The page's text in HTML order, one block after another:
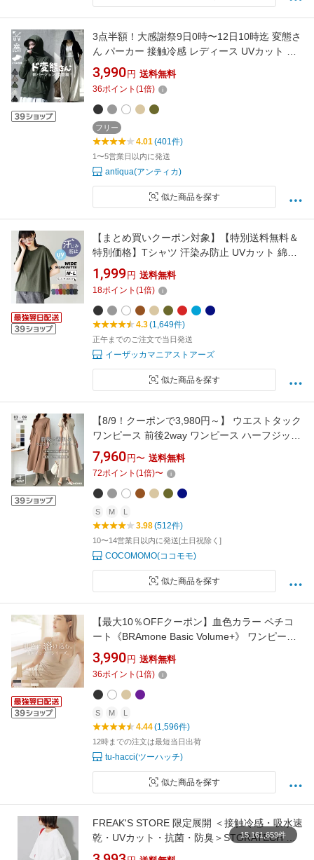
3点半額！大感謝祭9日0時〜12日10時迄 変態さ
ん パーカー 接触冷感 レディース UVカット フ
ード付き 接触冷感ラッシュガード レディース
ファッション 大人カジュアル モード シンプル
ゆったり 体型カバー antiqua 送料無料 ・再入
荷 (500)メール便可
3,990 円 送料無料
36ポイント (1倍)
フリー
4.01(401件)
1〜5営業日以内に発送
antiqua(アンティカ)
似た商品を探す
【まとめ買いクーポン対象】【特別送料無料＆
特別価格】Tシャツ 汗染み防止 UVカット 綿
100％ / レディース トップス カットソー 半袖
クルーネック コットン 薄手 ゆったり 体型カバ
ー 夏 【メール便可11】◆zootie（ズーティ
ー）：汗しみない Tシャツ［ワイドシルエッ
ト］
1,999 円 送料無料
18ポイント (1倍)
4.3(1,649件)
正午までのご注文で当日発送
イーザッカマニアストアーズ
似た商品を探す
【8/9！クーポンで3,980円～】 ウエストタック
ワンピース 前後2way ワンピース ハーフジップ
ロング マキシ レディース 半袖 長袖 着痩せ ロ
ングワンピース マキシワンピース フレアワン
ピース きれいめ カジュアル aライン Vネック
春夏 秋冬 春 夏 秋 冬 cocomomo
7,960 円〜 送料無料
72ポイント (1倍)〜
S M L
3.98(512件)
10〜14営業日以内に発送[土日祝除く]
COCOMOMO(ココモモ)
似た商品を探す
【最大10％OFFクーポン】血色カラー ペチコ
ート《BRAmone Basic Volume+》 ワンピース
透けにくい インナー ペチコート スリップ Yラ
インカバー ワンピ ブラトップ ブラキャミ 【tu-
hacci】
3,990 円 送料無料
36ポイント (1倍)
S M L
4.44(1,596件)
12時までの注文は最短当日出荷
tu-hacci(ツーハッチ)
似た商品を探す
FREAK'S STORE 限定展開 ＜接触冷感・吸水速
乾・UVカット・抗菌・防臭＞STORATECH ク
ロップド ワイド Tシャツ フリークスストア ト
15,161,659件